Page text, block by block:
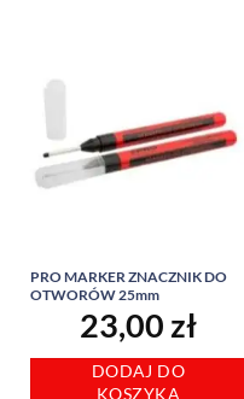
PRO MARKER ZNACZNIK DO
OTWORÓW 25mm
23,00 zł
DODAJ DO
KOSZYKA